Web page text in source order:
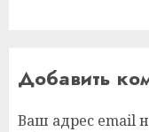
Добавить
Ваш адрес email